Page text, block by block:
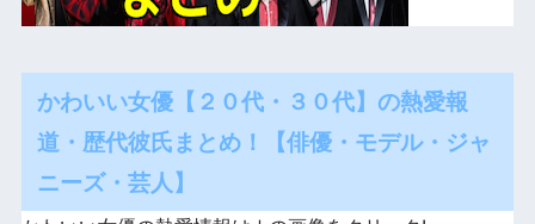
かわいい女優【２０代・３０代】の熱愛報
道・歴代彼氏まとめ！【俳優・モデル・ジャ
ニーズ・芸人】